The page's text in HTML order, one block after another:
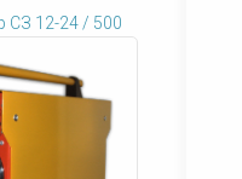
СЗ 12-24 / 500